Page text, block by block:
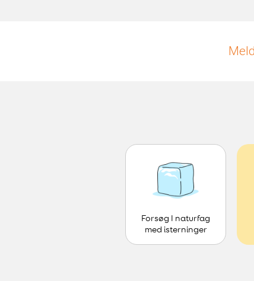
Forsøg I naturfag
med isterninger